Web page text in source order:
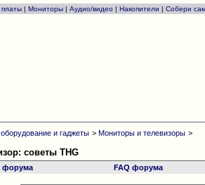
| Мониторы | Аудио/видео | Накопители | Собери
и гаджеты >Мониторы и телевизоры >
советы THG
форума FAQ форума